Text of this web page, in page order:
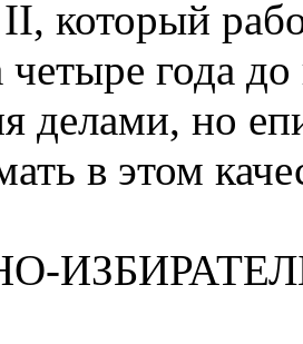
который
четыре года
делами, но
в этом